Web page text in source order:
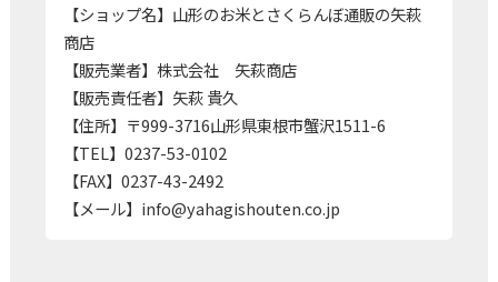
【ショップ名】山形のお米とさくらんぼ通販の矢萩
商店
【販売業者】株式会社 矢萩商店
【販売責任者】矢萩 貴久
【住所】〒999-3716山形県東根市蟹沢1511-6
【TEL】0237-53-0102
【FAX】0237-43-2492
【メール】info@yahagishouten.co.jp